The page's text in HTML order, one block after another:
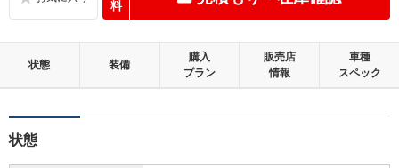
料
状態 装備
購入
プラン
販売店
情報
車種
スペック
状態